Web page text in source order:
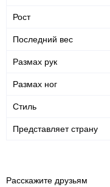
Рост
Последний вес
Размах рук
Размах ног
Стиль
Представляет страну
Расскажите друзьям